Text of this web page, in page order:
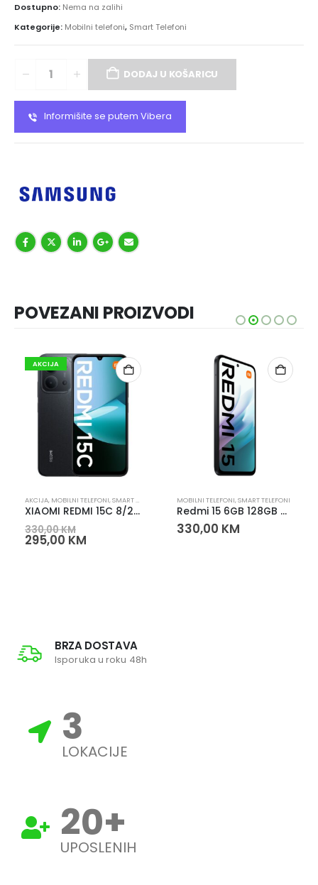
Dostupno: Nema na zalihi
Kategorije: Mobilni telefoni, Smart Telefoni
DODAJ U KOŠARICU
Informišite se putem Vibera
POVEZANI PROIZVODI
AKCIJA
AKCIJA, MOBILNI TELEFONI,SMART TELEFONI
XIAOMI REDMI 15C 8/256 MIDNIGHT BLACK – XIAOMI REDMI 15C 8/256 PAMETNI TELEFON
330,00KM
295,00 KM
MOBILNI TELEFONI,SMART TELEFONI
Redmi 15 6GB 128GB Midnight Black
330,00 KM
BRZA DOSTAVA
Isporuka u roku 48h
3
LOKACIJE
20+
UPOSLENIH